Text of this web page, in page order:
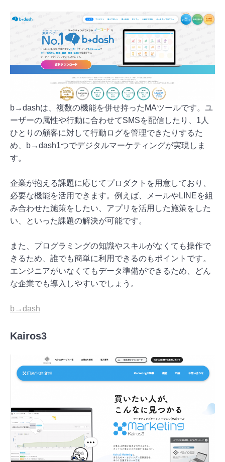
b→dashは、複数の機能を併せ持ったMAツールです。ユ
ーザーの属性や行動に合わせてSMSを配信したり、1人
ひとりの顧客に対して行動ログを管理できたりするた
め、b→dash1つでデジタルマーケティングが実現しま
す。
企業が抱える課題に応じてプロダクトを用意しており、
必要な機能を活用できます。例えば、メールやLINEを組
み合わせた施策をしたい、アプリを活用した施策をした
い、といった課題の解決が可能です。
また、プログラミングの知識やスキルがなくても操作で
きるため、誰でも簡単に利用できるのもポイントです。
エンジニアがいなくてもデータ準備ができるため、どん
な企業でも導入しやすいでしょう。
b→dash
Kairos3